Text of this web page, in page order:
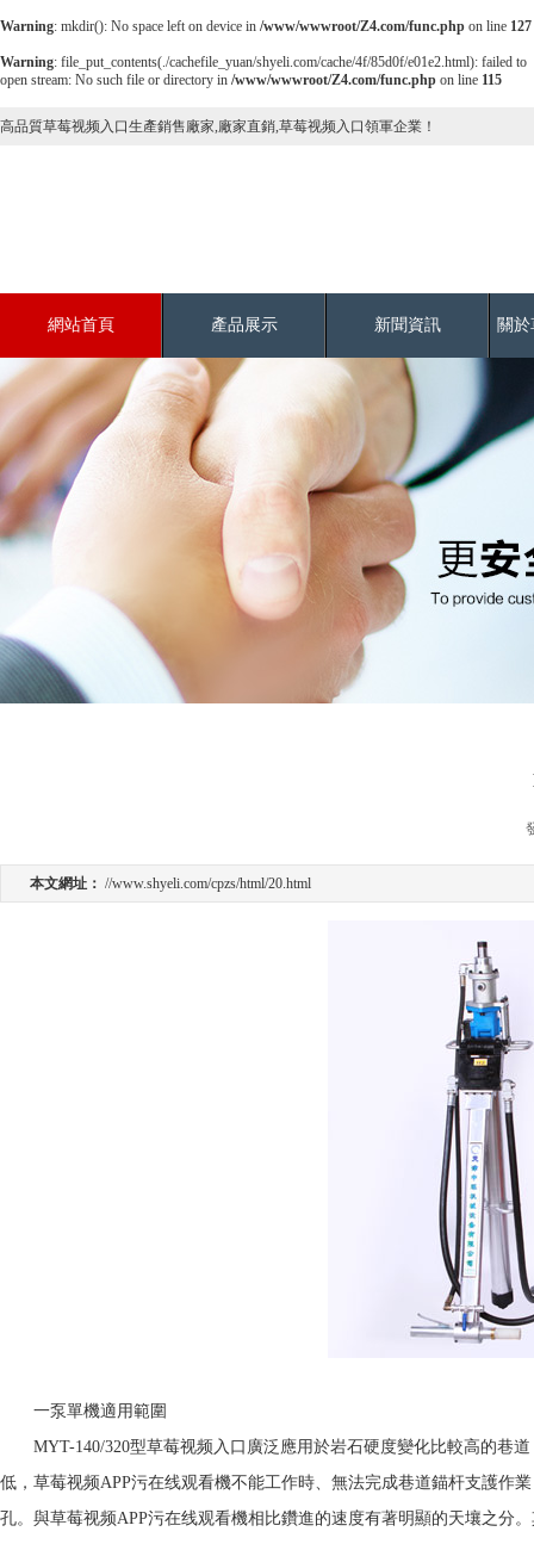
Warning: mkdir(): No space left on device in /www/wwwroot/Z4.com/func.php on line 127
Warning: file_put_contents(./cachefile_yuan/shyeli.com/cache/4f/85d0f/e01e2.html): failed to
open stream: No such file or directory in /www/wwwroot/Z4.com/func.php on line 115
高品質草莓视频入口生產銷售廠家,廠家直銷,草莓视频入口領軍企業！
網站首頁 產品展示 新聞資訊 關於
本文網址： //www.shyeli.com/cpzs/html/20.html
一泵單機適用範圍
MYT-140/320型草莓视频入口廣泛應用於岩石硬度變化比較高的巷道
低，草莓视频APP污在线观看機不能工作時、無法完成巷道錨杆支護作
孔。與草莓视频APP污在线观看機相比鑽進的速度有著明顯的天壤之分